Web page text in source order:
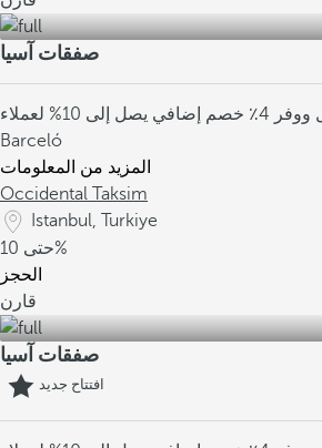
صفقات آسيا
4٪
خصم إضافي يصل إلى 10% لعملاء My
Barceló
المزيد من المعلومات
Occidental Taksim
Istanbul, Turkiye
حتى10%
الحجز
قارن
صفقات آسيا
افتتاح جديد